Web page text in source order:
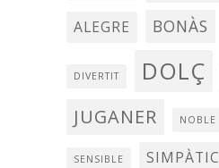
ALEGRE BONÀS
DIVERTIT DOLÇ
JUGANER NOBLE
SENSIBLE SIMPÀTIC